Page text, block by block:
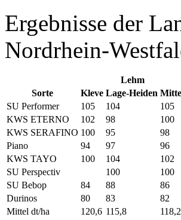
Ergebnisse der
Nordrhein-
Lehm
Sorte
Kleve Lage-Heiden
SU Performer
105 104 105
KWS ETERNO
102 98 100
KWS SERAFINO 100 95 98
Piano
94 97 96
KWS TAYO
100 104 102
SU Perspectiv
100 100
SU Bebop
84 88 86
Durinos
80 83 82
Mittel dt/ha
120,6 115,8 118,2